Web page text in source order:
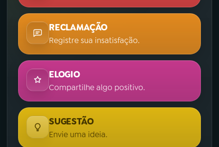
RECLAMAÇÃO
Registre sua insatisfação.
ELOGIO
Compartilhe algo positivo.
SUGESTÃO
Envie uma ideia.